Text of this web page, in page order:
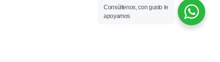
Consúltenos, con gusto le
apoyamos